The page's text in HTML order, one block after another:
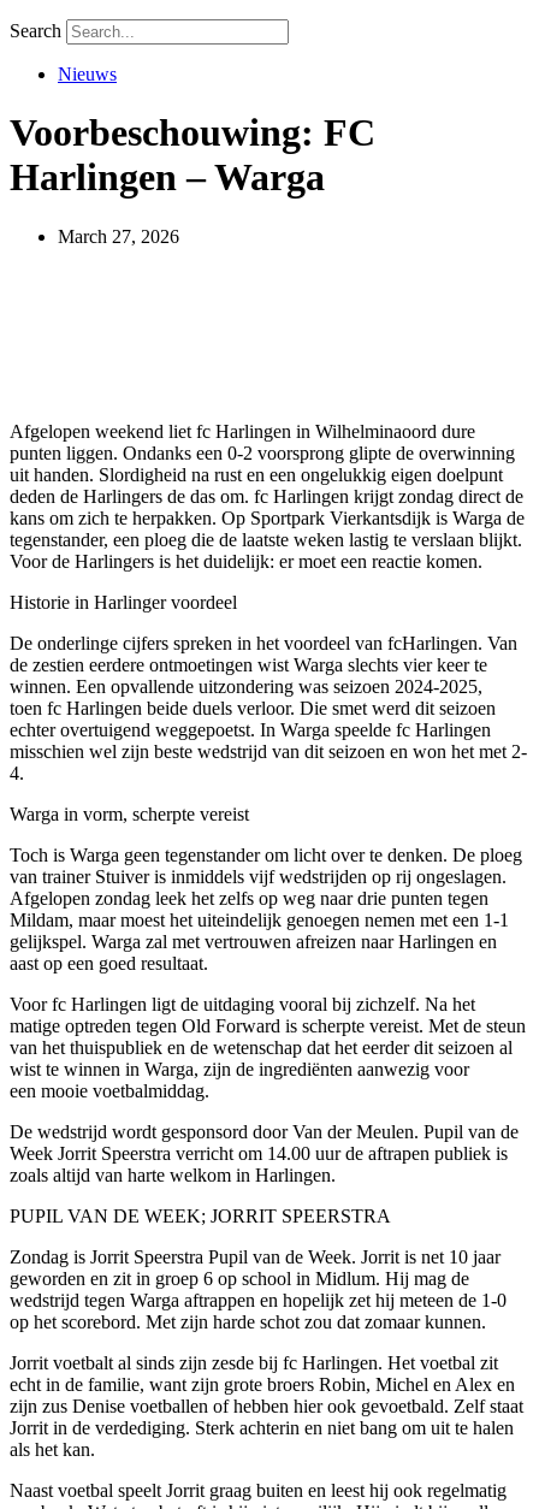
Search
Nieuws
Voorbeschouwing: FC
Harlingen – Warga
March 27, 2026
Afgelopen weekend liet fc Harlingen in Wilhelminaoord dure
punten liggen. Ondanks een 0-2 voorsprong glipte de overwinning
uit handen. Slordigheid na rust en een ongelukkig eigen doelpunt
deden de Harlingers de das om. fc Harlingen krijgt zondag direct de
kans om zich te herpakken. Op Sportpark Vierkantsdijk is Warga de
tegenstander, een ploeg die de laatste weken lastig te verslaan blijkt.
Voor de Harlingers is het duidelijk: er moet een reactie komen.
Historie in Harlinger voordeel
De onderlinge cijfers spreken in het voordeel van fcHarlingen. Van
de zestien eerdere ontmoetingen wist Warga slechts vier keer te
winnen. Een opvallende uitzondering was seizoen 2024-2025,
toen fc Harlingen beide duels verloor. Die smet werd dit seizoen
echter overtuigend weggepoetst. In Warga speelde fc Harlingen
misschien wel zijn beste wedstrijd van dit seizoen en won het met 2-
4.
Warga in vorm, scherpte vereist
Toch is Warga geen tegenstander om licht over te denken. De ploeg
van trainer Stuiver is inmiddels vijf wedstrijden op rij ongeslagen.
Afgelopen zondag leek het zelfs op weg naar drie punten tegen
Mildam, maar moest het uiteindelijk genoegen nemen met een 1-1
gelijkspel. Warga zal met vertrouwen afreizen naar Harlingen en
aast op een goed resultaat.
Voor fc Harlingen ligt de uitdaging vooral bij zichzelf. Na het
matige optreden tegen Old Forward is scherpte vereist. Met de steun
van het thuispubliek en de wetenschap dat het eerder dit seizoen al
wist te winnen in Warga, zijn de ingrediënten aanwezig voor
een mooie voetbalmiddag.
De wedstrijd wordt gesponsord door Van der Meulen. Pupil van de
Week Jorrit Speerstra verricht om 14.00 uur de aftrapen publiek is
zoals altijd van harte welkom in Harlingen.
PUPIL VAN DE WEEK; JORRIT SPEERSTRA
Zondag is Jorrit Speerstra Pupil van de Week. Jorrit is net 10 jaar
geworden en zit in groep 6 op school in Midlum. Hij mag de
wedstrijd tegen Warga aftrappen en hopelijk zet hij meteen de 1-0
op het scorebord. Met zijn harde schot zou dat zomaar kunnen.
Jorrit voetbalt al sinds zijn zesde bij fc Harlingen. Het voetbal zit
echt in de familie, want zijn grote broers Robin, Michel en Alex en
zijn zus Denise voetballen of hebben hier ook gevoetbald. Zelf staat
Jorrit in de verdediging. Sterk achterin en niet bang om uit te halen
als het kan.
Naast voetbal speelt Jorrit graag buiten en leest hij ook regelmatig